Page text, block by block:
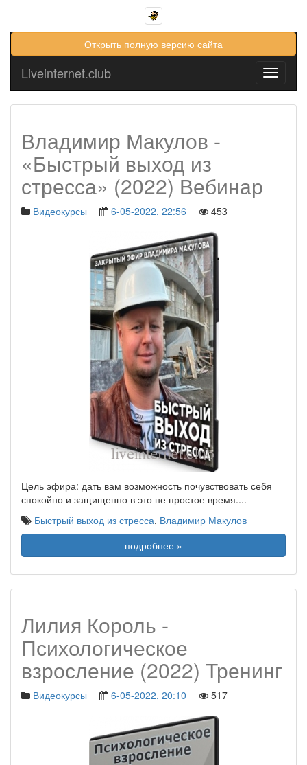
Открыть полную версию сайта
Toggle
Liveinternet.club
Владимир Макулов -
«Быстрый выход из
стресса» (2022) Вебинар
Видеокурсы 6-05-2022, 22:56 453
Цель эфира: дать вам возможность почувствовать себя
спокойно и защищенно в это не простое время....
Быстрый выход из стресса, Владимир Макулов
подробнее »
Лилия Король -
Психологическое
взросление (2022) Тренинг
Видеокурсы 6-05-2022, 20:10 517